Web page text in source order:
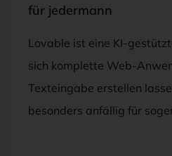
für jedermann
Lovable ist eine KI-
sich komplette Web-
Texteingabe erstellen
besonders anfällig für